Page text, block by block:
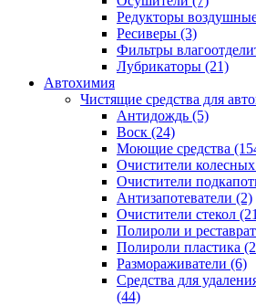
Редукторы
Ресиверы (3)
Фильтры
Лубрикаторы (21)
Автохимия
Чистящие средства для
Антидождь (5)
Воск (24)
Моющие средства
Очистители
Очистители
Антизапотеватели (2)
Очистители стекол
Полироли и
Полироли пластика
Размораживатели (6)
Средства для
(44)